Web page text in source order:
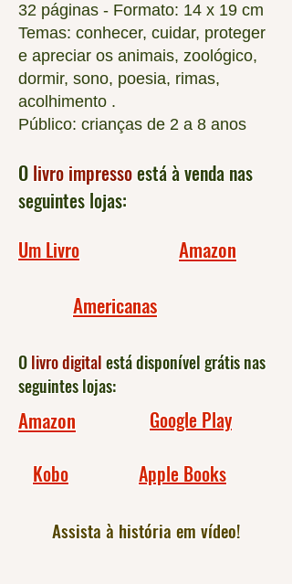
32 páginas - Formato: 14 x 19 cm
Temas: conhecer, cuidar, proteger
e apreciar os animais, zoológico,
dormir, sono, poesia, rimas,
acolhimento .
Público: crianças de 2 a 8 anos
O livro impressoestá à venda nas
seguintes lojas:
Um Livro
Amazon
Americanas
Olivro digitalestá disponível grátis nas
seguintes lojas:
Amazon
Kobo
Google Play
Apple Books
Assista à história em vídeo!